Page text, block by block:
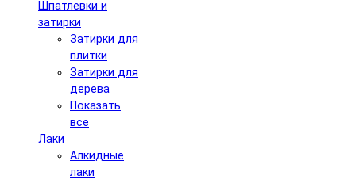
Шпатлевки и
затирки
Затирки для
плитки
Затирки для
дерева
Показать
все
Лаки
Алкидные
лаки